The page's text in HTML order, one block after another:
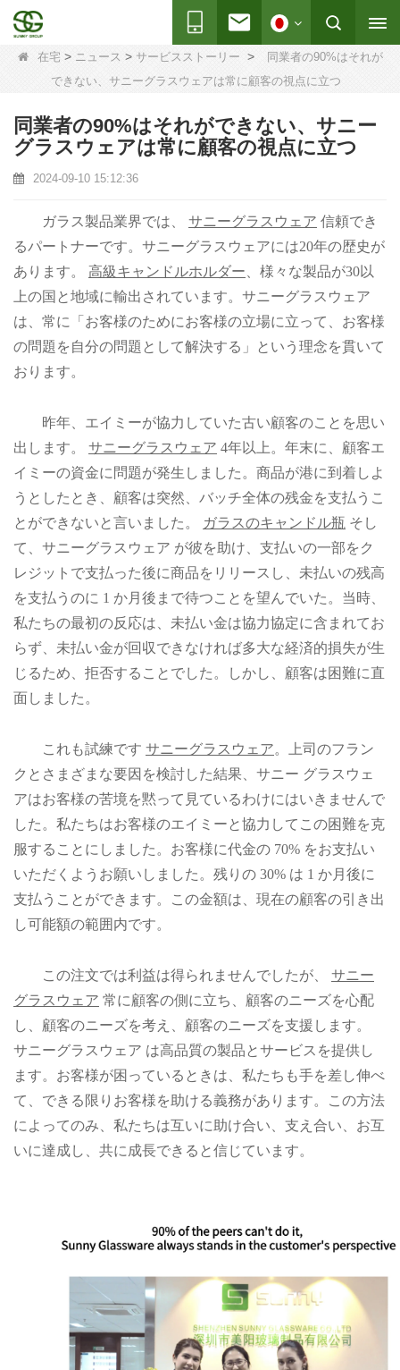
在宅 > ニュース > サービスストーリー >
同業者の90%はそれが
できない、サニーグラスウェアは常に顧客の視点に立つ
同業者の90%はそれができない、サニー
グラスウェアは常に顧客の視点に立つ
2024-09-10 15:12:36
ガラス製品業界では、 サニーグラスウェア 信頼でき
るパートナーです。サニーグラスウェアには20年の歴史が
あります。 高級キャンドルホルダー 、様々な製品が30以
上の国と地域に輸出されています。サニーグラスウェア
は、常に「お客様のためにお客様の立場に立って、お客様
の問題を自分の問題として解決する」という理念を貫いて
おります。
昨年、エイミーが協力していた古い顧客のことを思い
出します。 サニーグラスウェア 4年以上。年末に、顧客エ
イミーの資金に問題が発生しました。商品が港に到着しよ
うとしたとき、顧客は突然、バッチ全体の残金を支払うこ
とができないと言いました。
ガラスのキャンドル瓶 そし
て、サニーグラスウェア が彼を助け、支払いの一部をク
レジットで支払った後に商品をリリースし、未払いの残高
を支払うのに 1 か月後まで待つことを望んでいた。当時、
私たちの最初の反応は、未払い金は協力協定に含まれてお
らず、未払い金が回収できなければ多大な経済的損失が生
じるため、拒否することでした。しかし、顧客は困難に直
面しました。
これも試練です サニーグラスウェア。上司のフラン
クとさまざまな要因を検討した結果、サニー グラスウェ
アはお客様の苦境を黙って見ているわけにはいきませんで
した。私たちはお客様のエイミーと協力してこの困難を克
服することにしました。お客様に代金の 70% をお支払い
いただくようお願いしました。残りの 30% は 1 か月後に
支払うことができます。この金額は、現在の顧客の引き出
し可能額の範囲内です。
この注文では利益は得られませんでしたが、 サニー
グラスウェア 常に顧客の側に立ち、顧客のニーズを心配
し、顧客のニーズを考え、顧客のニーズを支援します。
サニーグラスウェア は高品質の製品とサービスを提供し
ます。お客様が困っているときは、私たちも手を差し伸べ
て、できる限りお客様を助ける義務があります。この方法
によってのみ、私たちは互いに助け合い、支え合い、お互
いに達成し、共に成長できると信じています。